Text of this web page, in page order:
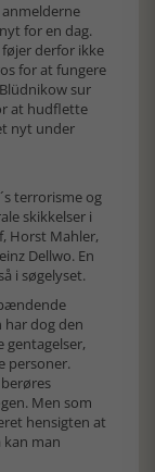
for en dag.
derfor ikke
for at fungere
sur
at hudflette
nyt under
terrorisme og
skikkelser i
Horst Mahler,
Dellwo. En
i søgelyset.
dog den
personer.
Men som
hensigten at
man